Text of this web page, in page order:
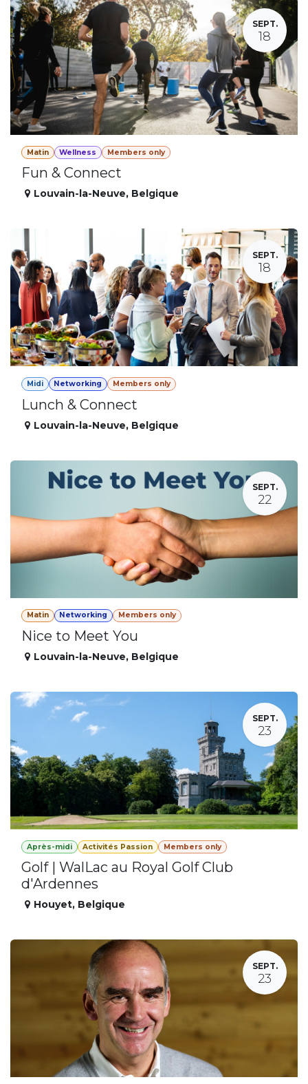
SEPT.
18
Matin Wellness Members only
Fun & Connect
Louvain-la-Neuve, Belgique
SEPT.
18
Midi Networking Members only
Lunch & Connect
Louvain-la-Neuve, Belgique
SEPT.
22
Matin Networking Members only
Nice to Meet You
Louvain-la-Neuve, Belgique
SEPT.
23
Après-midi Activités Passion Members only
Golf | WalLac au Royal Golf Club
d'Ardennes
Houyet, Belgique
SEPT.
23